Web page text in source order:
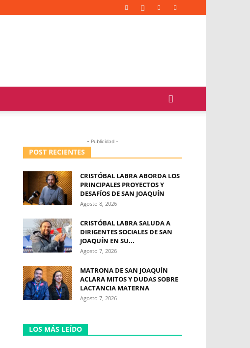
- Publicidad -
POST RECIENTES
CRISTÓBAL LABRA ABORDA LOS
PRINCIPALES PROYECTOS Y
DESAFÍOS DE SAN JOAQUÍN
Agosto 8, 2026
CRISTÓBAL LABRA SALUDA A
DIRIGENTES SOCIALES DE SAN
JOAQUÍN EN SU...
Agosto 7, 2026
MATRONA DE SAN JOAQUÍN
ACLARA MITOS Y DUDAS SOBRE
LACTANCIA MATERNA
Agosto 7, 2026
LOS MÁS LEÍDO